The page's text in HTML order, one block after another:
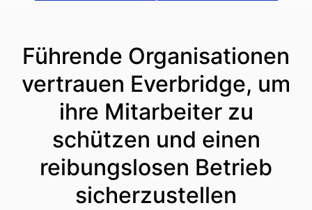
Führende Organisationen
vertrauen Everbridge, um
ihre Mitarbeiter zu
schützen und einen
reibungslosen Betrieb
sicherzustellen